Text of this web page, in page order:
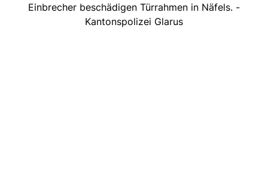
Einbrecher beschädigen Türrahmen in Näfels. -
Kantonspolizei Glarus